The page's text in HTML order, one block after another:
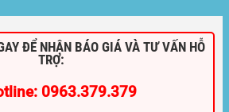
ĐỂ NHẬN BÁO GIÁ VÀ TƯ VẤN HỖ
TRỢ:
0963.379.379